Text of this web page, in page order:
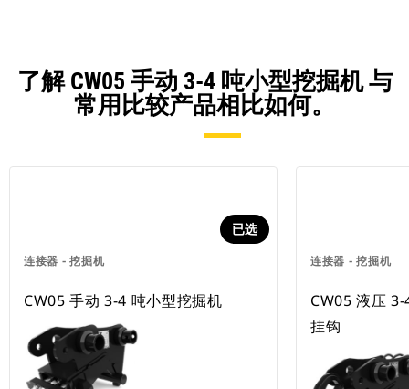
了解 CW05 手动 3-4 吨小型挖掘机 与
常用比较产品相比如何。
连接器 - 挖掘机
已选
CW05 手动 3-4 吨小型挖掘机
连接器 - 挖掘机
CW05 液压
挂钩